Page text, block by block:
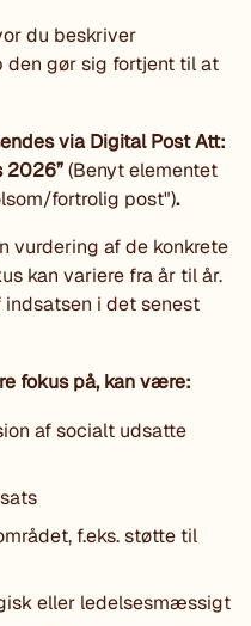
du beskriver
den gør sig fortjent til at
via Digital Post Att:
2026”(Benyt elementet
fortrolig post").
vurdering af de konkrete
kan variere fra år til år.
i det senest
fokus på, kan være:
af socialt udsatte
f.eks. støtte til
eller ledelsesmæssigt